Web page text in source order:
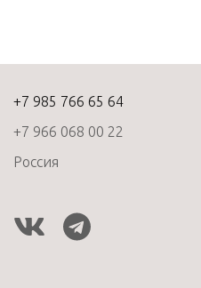
+7 985 766 65 64
+7 966 068 00 22
Россия
vk telegram